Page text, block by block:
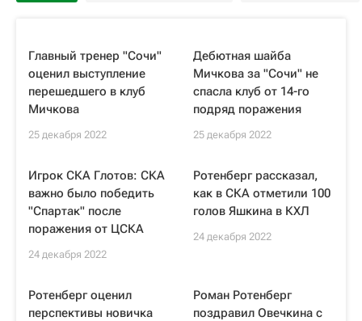
Главный тренер "Сочи"
оценил выступление
перешедшего в клуб
Мичкова
25 декабря 2022
Дебютная шайба
Мичкова за "Сочи" не
спасла клуб от 14-го
подряд поражения
25 декабря 2022
Игрок СКА Глотов: СКА
важно было победить
"Спартак" после
поражения от ЦСКА
24 декабря 2022
Ротенберг рассказал,
как в СКА отметили 100
голов Яшкина в КХЛ
24 декабря 2022
Ротенберг оценил
перспективы новичка
Роман Ротенберг
поздравил Овечкина с